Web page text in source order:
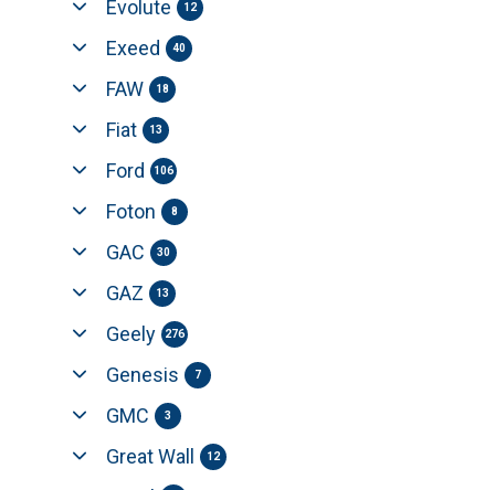
Evolute 12
Exeed 40
FAW 18
Fiat 13
Ford 106
Foton 8
GAC 30
GAZ 13
Geely 276
Genesis 7
GMC 3
Great Wall 12